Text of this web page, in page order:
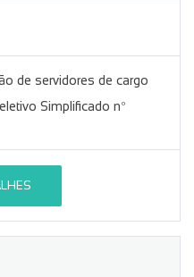
de servidores de cargo
Simplificado nº